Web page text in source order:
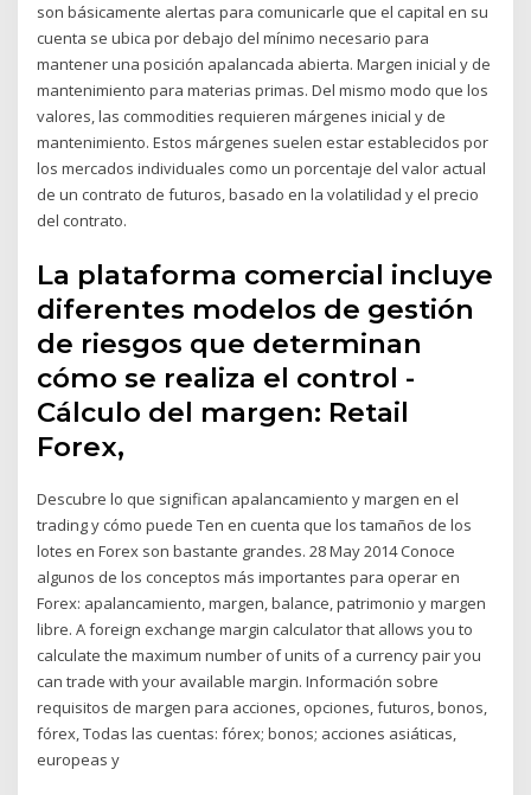
son básicamente alertas para comunicarle que el capital en su
cuenta se ubica por debajo del mínimo necesario para
mantener una posición apalancada abierta. Margen inicial y de
mantenimiento para materias primas. Del mismo modo que los
valores, las commodities requieren márgenes inicial y de
mantenimiento. Estos márgenes suelen estar establecidos por
los mercados individuales como un porcentaje del valor actual
de un contrato de futuros, basado en la volatilidad y el precio
del contrato.
La plataforma comercial incluye
diferentes modelos de gestión
de riesgos que determinan
cómo se realiza el control -
Cálculo del margen: Retail
Forex,
Descubre lo que significan apalancamiento y margen en el
trading y cómo puede Ten en cuenta que los tamaños de los
lotes en Forex son bastante grandes. 28 May 2014 Conoce
algunos de los conceptos más importantes para operar en
Forex: apalancamiento, margen, balance, patrimonio y margen
libre. A foreign exchange margin calculator that allows you to
calculate the maximum number of units of a currency pair you
can trade with your available margin. Información sobre
requisitos de margen para acciones, opciones, futuros, bonos,
fórex, Todas las cuentas: fórex; bonos; acciones asiáticas,
europeas y